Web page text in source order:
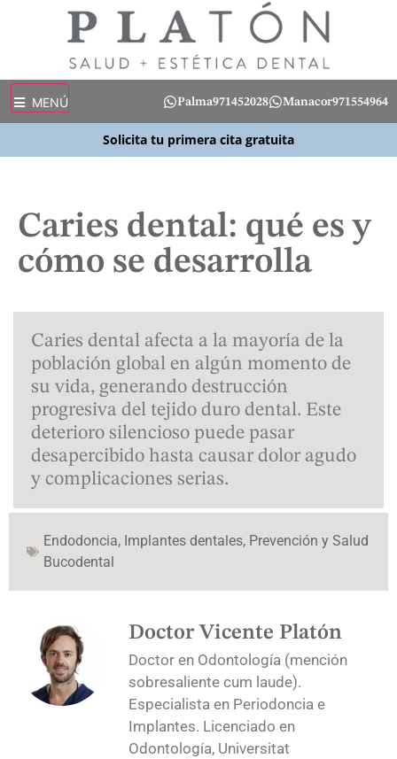
MENÚ Palma971452028 Manacor971554964
Solicita tu primera cita gratuita
Caries dental: qué es y
cómo se desarrolla
Caries dental afecta a la mayoría de la
población global en algún momento de
su vida, generando destrucción
progresiva del tejido duro dental. Este
deterioro silencioso puede pasar
desapercibido hasta causar dolor agudo
y complicaciones serias.
Endodoncia, Implantes dentales, Prevención y Salud
Bucodental
Doctor Vicente Platón
Doctor en Odontología (mención
sobresaliente cum laude).
Especialista en Periodoncia e
Implantes. Licenciado en
Odontología, Universitat